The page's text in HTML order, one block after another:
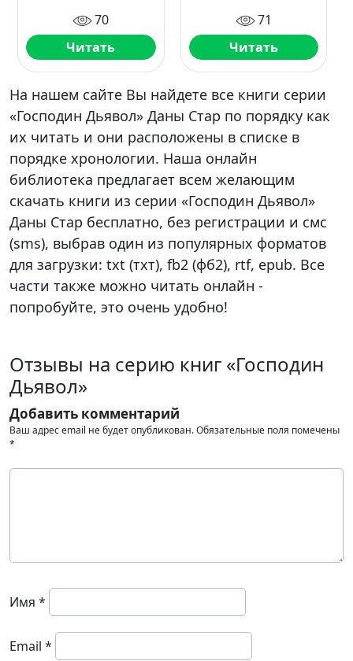
70
Читать
71
Читать
На нашем сайте Вы найдете все книги серии
«Господин Дьявол» Даны Стар по порядку как
их читать и они расположены в списке в
порядке хронологии. Наша онлайн
библиотека предлагает всем желающим
скачать книги из серии «Господин Дьявол»
Даны Стар бесплатно, без регистрации и смс
(sms), выбрав один из популярных форматов
для загрузки: txt (тхт), fb2 (фб2), rtf, epub. Все
части также можно читать онлайн -
попробуйте, это очень удобно!
Отзывы на серию книг «Господин
Дьявол»
Добавить комментарий
Ваш адрес email не будет опубликован.Обязательные поля помечены
*
Имя *
Email *